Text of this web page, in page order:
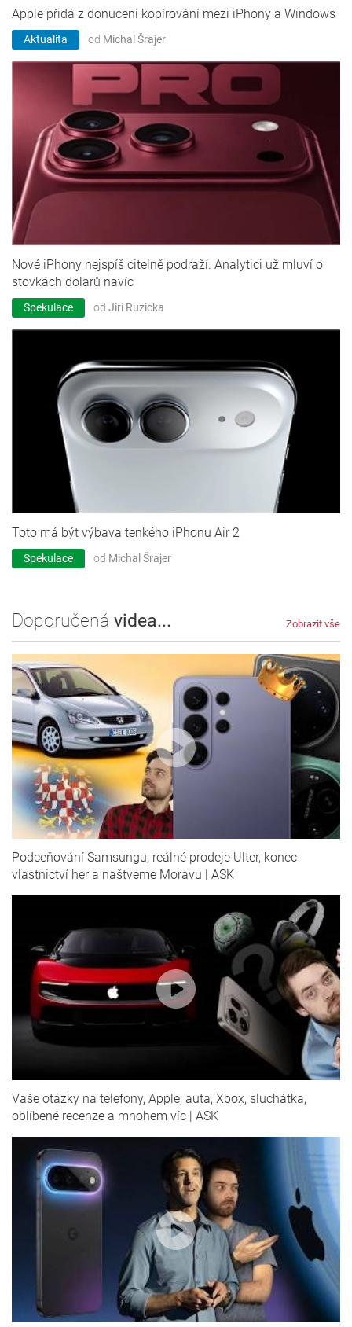
Apple přidá z donucení kopírování mezi iPhony a Windows
Aktualita od Michal Šrajer
Nové iPhony nejspíš citelně podraží. Analytici už mluví o
stovkách dolarů navíc
Spekulace od Jiri Ruzicka
Toto má být výbava tenkého iPhonu Air 2
Spekulace od Michal Šrajer
Doporučená videa... Zobrazit vše
Podceňování Samsungu, reálné prodeje Ulter, konec
vlastnictví her a naštveme Moravu | ASK
Vaše otázky na telefony, Apple, auta, Xbox, sluchátka,
oblíbené recenze a mnohem víc | ASK